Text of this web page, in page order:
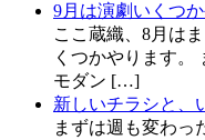
9月は演劇いくつ
ここ蔵織、8月は
くつかやります。
モダン […]
新しいチラシと、
まずは週も変わっ